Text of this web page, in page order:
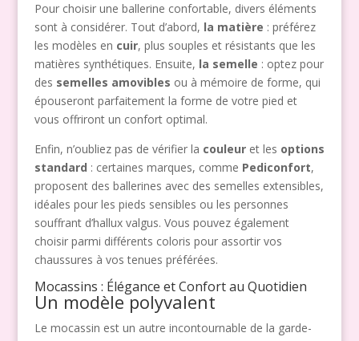
Pour choisir une ballerine confortable, divers éléments
sont à considérer. Tout d’abord, la matière : préférez
les modèles en cuir, plus souples et résistants que les
matières synthétiques. Ensuite, la semelle : optez pour
des semelles amovibles ou à mémoire de forme, qui
épouseront parfaitement la forme de votre pied et
vous offriront un confort optimal.
Enfin, n’oubliez pas de vérifier la couleuret les options
standard : certaines marques, comme Pediconfort,
proposent des ballerines avec des semelles extensibles,
idéales pour les pieds sensibles ou les personnes
souffrant d’hallux valgus. Vous pouvez également
choisir parmi différents coloris pour assortir vos
chaussures à vos tenues préférées.
Mocassins : Élégance et Confort au Quotidien
Un modèle polyvalent
Le mocassin est un autre incontournable de la garde-